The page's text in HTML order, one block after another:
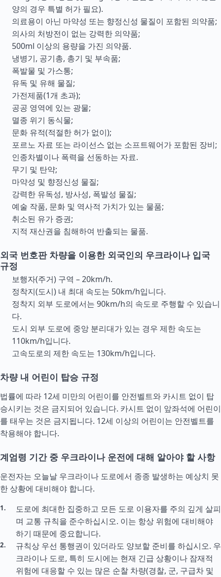
양의 경우 특별 허가 필요).
의료용이 아닌 마약성 또는 향정신성 물질이 포함된 의약품;
의사의 처방전이 없는 강력한 의약품;
500ml 이상의 용량을 가진 의약품.
냉병기, 공기총, 총기 및 부속품;
폭발물 및 가스통;
유독 및 유해 물질;
가전제품(1개 초과);
공공 영역에 있는 광물;
멸종 위기 동식물;
문화 유적(적절한 허가 없이);
포르노 자료 또는 라이선스 없는 소프트웨어가 포함된 장비;
인종차별이나 폭력을 선동하는 자료.
무기 및 탄약;
마약성 및 향정신성 물질;
강력한 유독성, 방사성, 폭발성 물질;
예술 작품, 문화 및 역사적 가치가 있는 물품;
취소된 유가 증권;
지적 재산권을 침해하여 반출되는 물품.
외국 번호판 차량을 이용한 외국인의 우크라이나 입국
규정
보행자(주거) 구역 – 20km/h.
정착지(도시) 내 최대 속도는 50km/h입니다.
정착지 외부 도로에서는 90km/h의 속도로 주행할 수 있습니
다.
도시 외부 도로에 중앙 분리대가 있는 경우 제한 속도는
110km/h입니다.
고속도로의 제한 속도는 130km/h입니다.
차량 내 어린이 탑승 규정
법률에 따라 12세 미만의 어린이를 안전벨트와 카시트 없이 탑
승시키는 것은 금지되어 있습니다. 카시트 없이 앞좌석에 어린이
를 태우는 것은 금지됩니다. 12세 이상의 어린이는 안전벨트를
착용해야 합니다.
계엄령 기간 중 우크라이나 운전에 대해 알아야 할 사항
운전자는 오늘날 우크라이나 도로에서 종종 발생하는 예상치 못
한 상황에 대비해야 합니다.
도로에 최대한 집중하고 모든 도로 이용자를 주의 깊게 살피
며 교통 규칙을 준수하십시오. 이는 항상 위험에 대비해야
하기 때문에 중요합니다.
규칙상 우선 통행권이 있더라도 양보할 준비를 하십시오. 우
크라이나 도로, 특히 도시에는 현재 긴급 상황이나 잠재적
위험에 대응할 수 있는 많은 순찰 차량(경찰, 군, 구급차 및